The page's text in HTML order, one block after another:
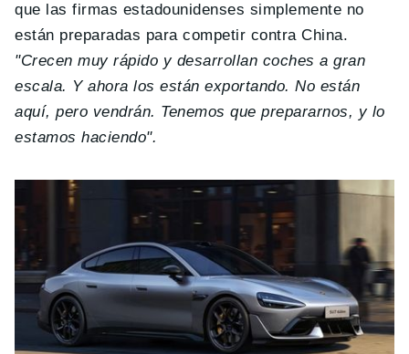
que las firmas estadounidenses simplemente no
están preparadas para competir contra China.
"Crecen muy rápido y desarrollan coches a gran
escala. Y ahora los están exportando. No están
aquí, pero vendrán. Tenemos que prepararnos, y lo
estamos haciendo".